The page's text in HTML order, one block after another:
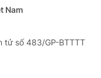
Nam
tử số 483/GP-BTTTT